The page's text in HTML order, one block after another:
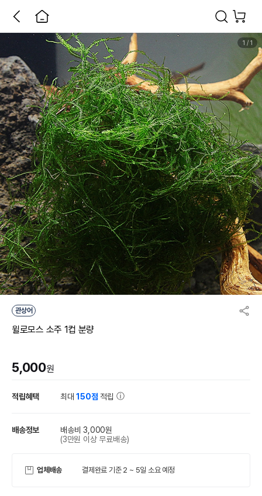
1 / 1
관상어
윌로모스 소주 1컵 분량
5,000원
적립혜택 최대150점 적립
배송정보
배송비 3,000원
(3만원 이상 무료배송)
업체배송 결제완료 기준 2 ~ 5일 소요 예정